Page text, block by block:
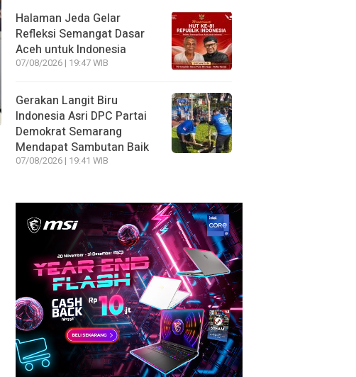
Halaman Jeda Gelar
Refleksi Semangat Dasar
Aceh untuk Indonesia
07/08/2026 | 19:47 WIB
Gerakan Langit Biru
Indonesia Asri DPC Partai
Demokrat Semarang
Mendapat Sambutan Baik
07/08/2026 | 19:41 WIB